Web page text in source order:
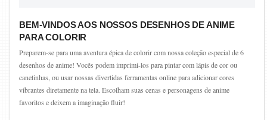
BEM-VINDOS AOS NOSSOS DESENHOS DE ANIME
PARA COLORIR
Preparem-se para uma aventura épica de colorir com nossa coleção especial de 6
desenhos de anime! Vocês podem imprimi-los para pintar com lápis de cor ou
canetinhas, ou usar nossas divertidas ferramentas online para adicionar cores
vibrantes diretamente na tela. Escolham suas cenas e personagens de anime
favoritos e deixem a imaginação fluir!